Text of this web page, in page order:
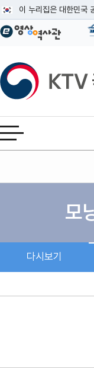
이 누리집은 대한민국
공식 누리집 주소 확
이밖에 or.kr 또는 .kr등
운영중인 공식 누리집보
KTV국민방송
전체메뉴 열기
본문
모
다시보기